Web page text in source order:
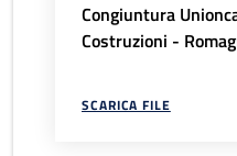
Congiuntura
Costruzioni -
SCARICA FILE